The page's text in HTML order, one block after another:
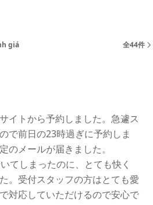
giá 全44件
イトから予約しました。急遽ス
で前日の23時過ぎに予約しま
のメールが届きました。
てしまったのに、とても快く
。受付スタッフの方はとても愛
対応していただけるので安心で